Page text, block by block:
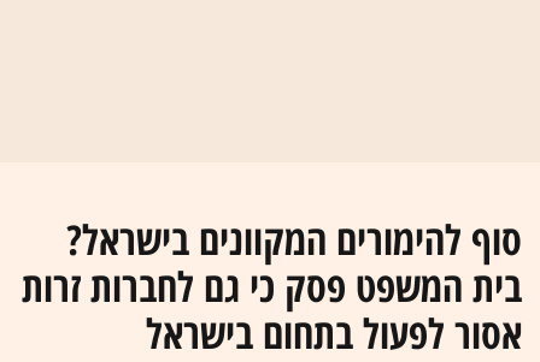
סוף להימורים המקוונים בישראל?
בית המשפט פסק כי גם לחברות זרות
אסור לפעול בתחום בישראל